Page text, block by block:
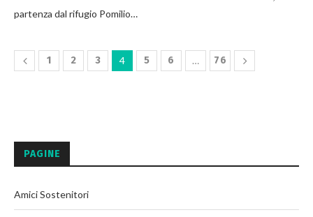
partenza dal rifugio Pomilio…
1 2 3 4 5 6 … 76
PAGINE
Amici Sostenitori